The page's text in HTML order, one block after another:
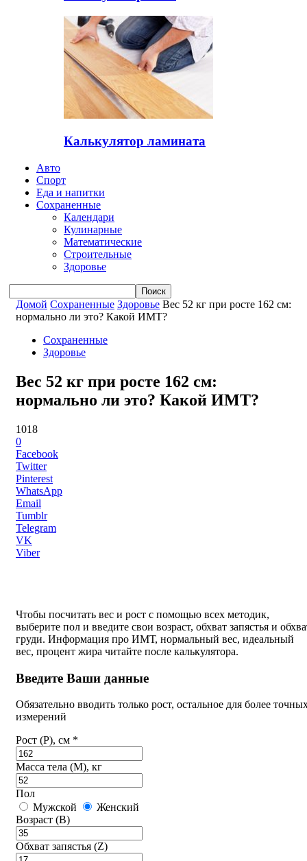
Калькулятор ламината
Авто
Спорт
Еда и напитки
Сохраненные
Календари
Кулинарные
Математические
Строительные
Здоровье
Домой Сохраненные Здоровье Вес 52 кг при росте 162 см:
нормально ли это? Какой ИМТ?
Сохраненные
Здоровье
Вес 52 кг при росте 162 см:
нормально ли это? Какой ИМТ?
1018
0
Facebook
Twitter
Pinterest
WhatsApp
Email
Tumblr
Telegram
VK
Viber
Чтобы посчитать вес и рост с помощью всех методик,
выберите пол и введите свои возраст, обхват запястья и
груди. Информация про ИМТ, нормальный вес, идеальный
вес, процент жира читайте после калькулятора.
Введите Ваши данные
Обязательно вводить только рост, остальное для более
измерений
Рост (P), см *
Масса тела (M), кг
Пол
Мужской
Женский
Возраст (B)
Обхват запястья (Z)